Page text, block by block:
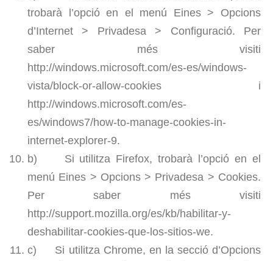
trobarà l’opció en el menú Eines > Opcions
d’Internet > Privadesa > Configuració. Per
saber més visiti
http://windows.microsoft.com/es-es/windows-
vista/block-or-allow-cookies i
http://windows.microsoft.com/es-
es/windows7/how-to-manage-cookies-in-
internet-explorer-9.
b) Si utilitza Firefox, trobarà l’opció en el
menú Eines > Opcions > Privadesa > Cookies.
Per saber més visiti
http://support.mozilla.org/es/kb/habilitar-y-
deshabilitar-cookies-que-los-sitios-we.
c) Si utilitza Chrome, en la secció d’Opcions